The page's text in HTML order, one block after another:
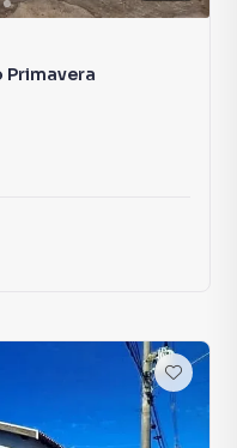
Primavera